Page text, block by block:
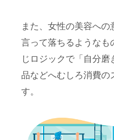
また、女性の美容への
言って落ちるようなも
じロジックで「自分
品などへむしろ消費の
す。